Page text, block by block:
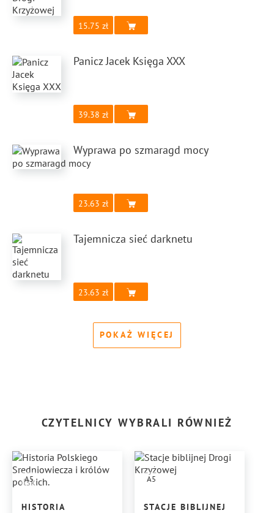
15.75
Panicz Jacek Księga XXX
39.38
Wyprawa po szmaragd mocy
23.63
Tajemnicza sieć darknetu
23.63
POKAŻ WIĘCEJ
CZYTELNICY WYBRALI RÓWNIEŻ
A5
HISTORIA
A5
STACJE BIBLIJNEJ